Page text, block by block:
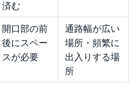
済む
開口部の前
後にスペー
スが必要
通路幅が広い
場所・頻繁に
出入りする場
所